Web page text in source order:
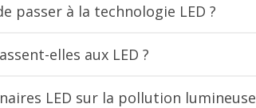
passer à la technologie LED ?
elles aux LED ?
LED sur la pollution lumineuse